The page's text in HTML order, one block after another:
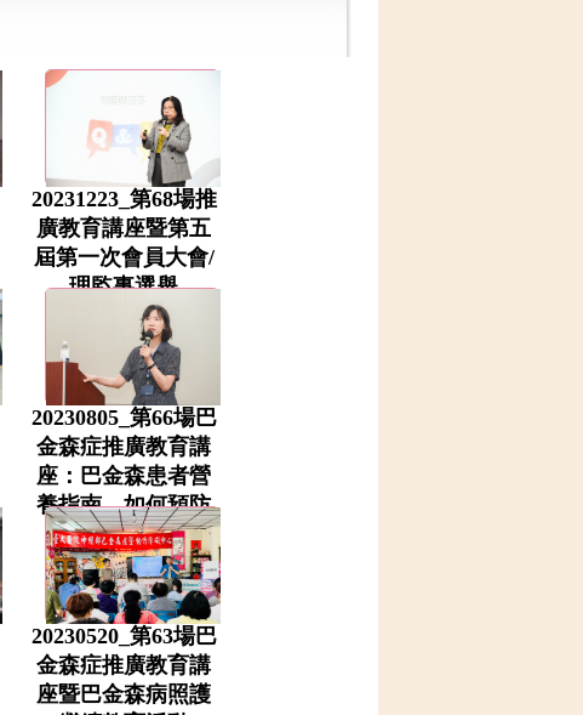
20231223_第68場推
廣教育講座暨第五
屆第一次會員大會/
理監事選舉
20230805_第66場巴
金森症推廣教育講
座：巴金森患者營
養指南，如何預防
肌少症？
20230520_第63場巴
金森症推廣教育講
座暨巴金森病照護